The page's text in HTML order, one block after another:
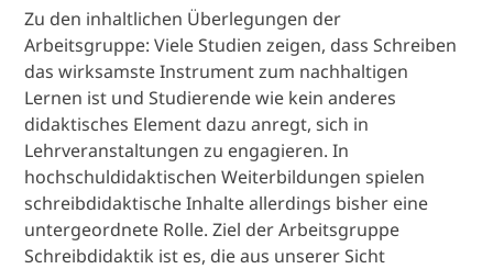
Zu den inhaltlichen Überlegungen der
Arbeitsgruppe: Viele Studien zeigen, dass Schreiben
das wirksamste Instrument zum nachhaltigen
Lernen ist und Studierende wie kein anderes
didaktisches Element dazu anregt, sich in
Lehrveranstaltungen zu engagieren. In
hochschuldidaktischen Weiterbildungen spielen
schreibdidaktische Inhalte allerdings bisher eine
untergeordnete Rolle. Ziel der Arbeitsgruppe
Schreibdidaktik ist es, die aus unserer Sicht